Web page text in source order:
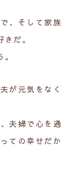
、そして家族
だ。
が元気をなく
夫婦で心を通
ての幸せだか